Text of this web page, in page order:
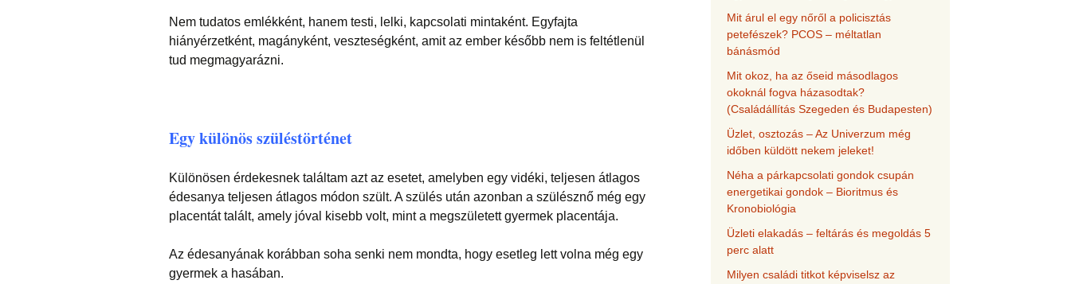
Nem tudatos emlékként, hanem testi, lelki, kapcsolati mintaként. Egyfajta
hiányérzetként, magányként, veszteségként, amit az ember később nem is feltétlenül
tud megmagyarázni.
Egy különös szüléstörténet
Különösen érdekesnek találtam azt az esetet, amelyben egy vidéki, teljesen átlagos
édesanya teljesen átlagos módon szült. A szülés után azonban a szülésznő még egy
placentát talált, amely jóval kisebb volt, mint a megszületett gyermek placentája.
Az édesanyának korábban soha senki nem mondta, hogy esetleg lett volna még egy
gyermek a hasában.
Mit árul el egy nőről a policisztás
petefészek? PCOS – méltatlan
bánásmód
Mit okoz, ha az őseid másodlagos
okoknál fogva házasodtak?
(Családállítás Szegeden és Budapesten)
Üzlet, osztozás – Az Univerzum még
időben küldött nekem jeleket!
Néha a párkapcsolati gondok csupán
energetikai gondok – Bioritmus és
Kronobiológia
Üzleti elakadás – feltárás és megoldás 5
perc alatt
Milyen családi titkot képviselsz az